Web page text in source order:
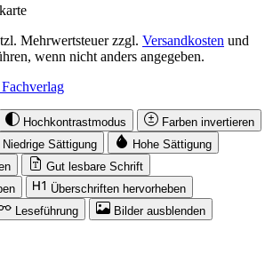
Mehrwertsteuer zzgl. Versandkosten und
wenn nicht anders angegeben.
Hochkontrastmodus
Farben invertieren
Niedrige Sättigung
Hohe Sättigung
Gut lesbare Schrift
Überschriften hervorheben
Leseführung
Bilder ausblenden